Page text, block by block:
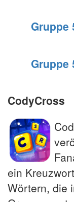
Gruppe
Gruppe
CodyCross
ein
Wörtern, die